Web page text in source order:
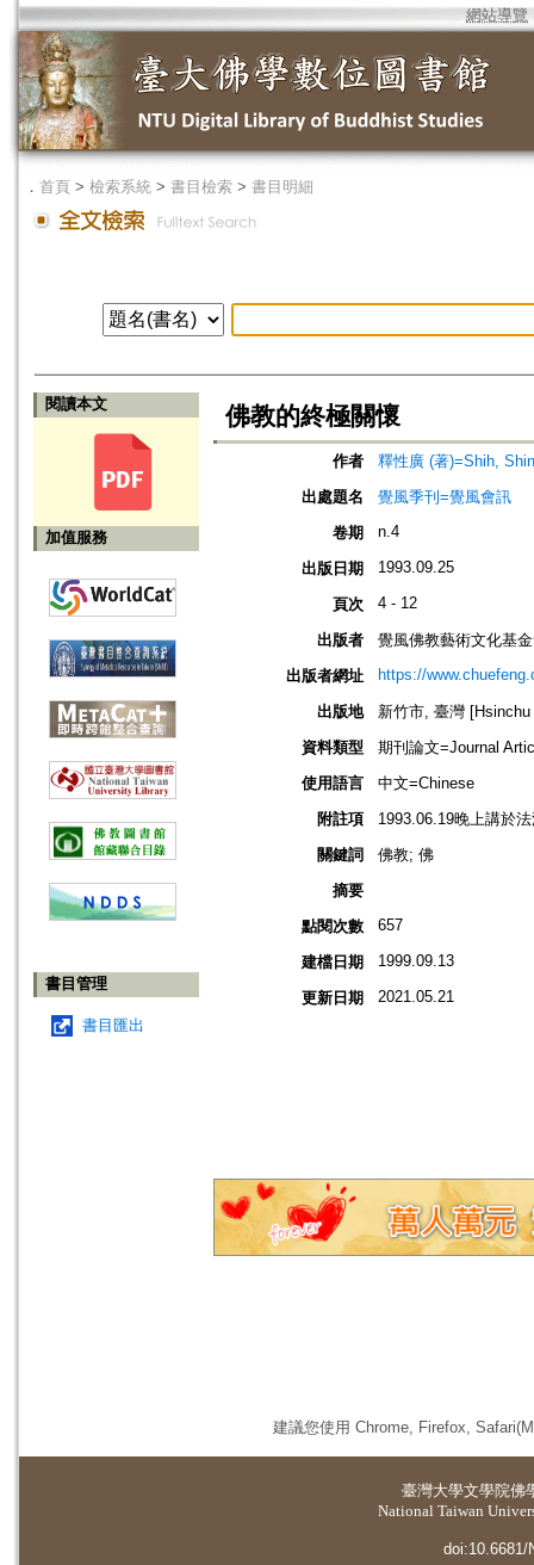
網站導覽
． 首頁 > 檢索系統 > 書目檢索 > 書目明細
閱讀本文
加值服務
書目管理
書目匯出
佛教的終極關懷
作者
釋性廣 (著)=Shih,
出處題名
覺風季刊=覺風會訊
卷期
n.4
出版日期 1993.09.25
頁次 4 - 12
出版者
覺風佛教藝術文化基
出版者網址
https://
出版地
新竹市, 臺灣
資料類型
期刊論文=Journal
使用語言
中文=Chinese
附註項
1993.06.19晚上講於
關鍵詞
佛教; 佛
摘要
點閱次數
657
建檔日期 1999.09.13
更新日期 2021.05.21
建議您使用 Chrome, Firefox,
臺灣大學文學院佛
National Taiwan
doi:10.6681/